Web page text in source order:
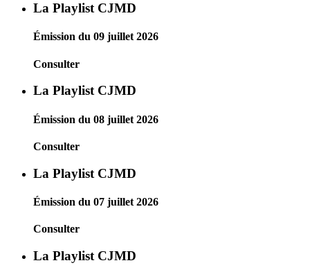
La Playlist CJMD
Émission du 09 juillet 2026
Consulter
La Playlist CJMD
Émission du 08 juillet 2026
Consulter
La Playlist CJMD
Émission du 07 juillet 2026
Consulter
La Playlist CJMD